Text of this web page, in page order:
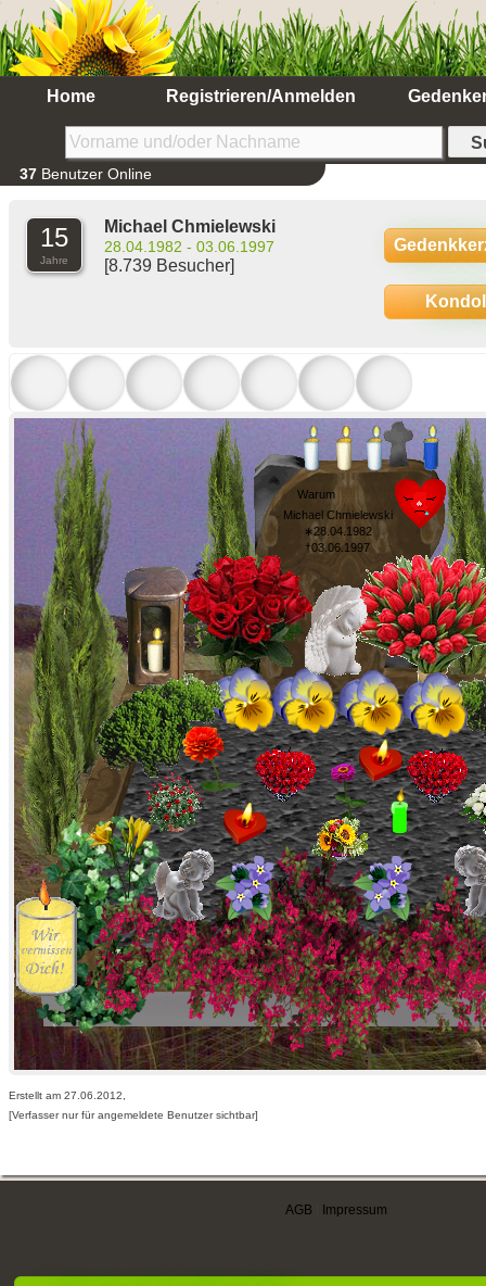
Home Registrieren/Anmelden
37 Benutzer Online
15
Jahre
Michael Chmielewski
28.04.1982 - 03.06.1997
[8.739 Besucher]
Warum
Michael Chmielewski
∗28.04.1982
†03.06.1997
Erstellt am 27.06.2012,
[Verfasser nur für angemeldete Benutzer sichtbar]
AGB Impressum